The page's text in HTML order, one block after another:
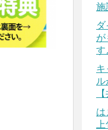
施
が
す
キ
は